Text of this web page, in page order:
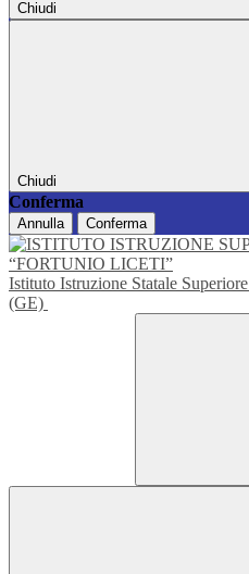
Chiudi
Chiudi
Conferma
Annulla Conferma
Istituto Istruzione Statale Superiore
(GE)